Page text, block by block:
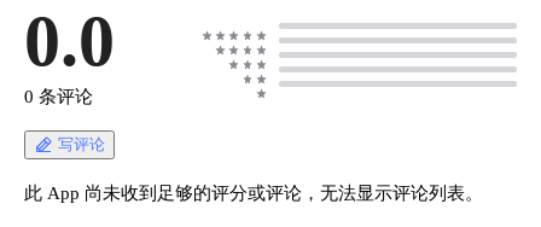
0.0
0 条评论
写评论
此 App 尚未收到足够的评分或评论，无法显示评论列表。